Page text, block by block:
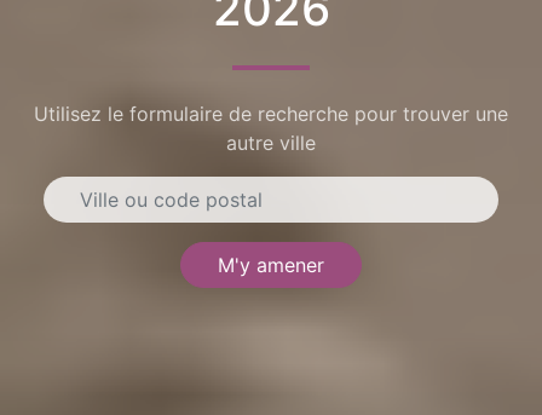
Utilisez le formulaire de recherche pour trouver une
autre ville
M'y amener